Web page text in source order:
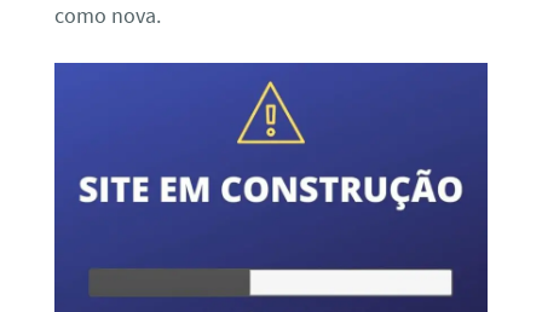
como nova.